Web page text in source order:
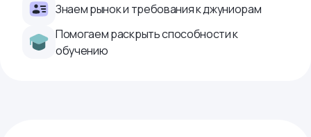
Знаем рынок и требования к джуниорам
Помогаем раскрыть способности к
обучению